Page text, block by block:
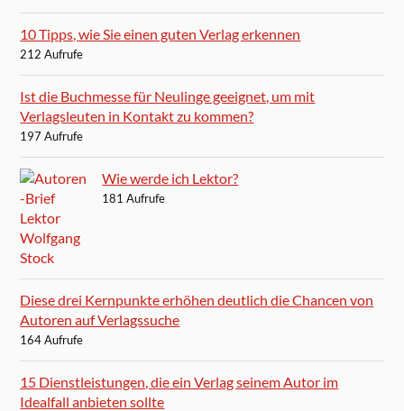
10 Tipps, wie Sie einen guten Verlag erkennen
212 Aufrufe
Ist die Buchmesse für Neulinge geeignet, um mit
Verlagsleuten in Kontakt zu kommen?
197 Aufrufe
Wie werde ich Lektor?
181 Aufrufe
Diese drei Kernpunkte erhöhen deutlich die Chancen von
Autoren auf Verlagssuche
164 Aufrufe
15 Dienstleistungen, die ein Verlag seinem Autor im
Idealfall anbieten sollte